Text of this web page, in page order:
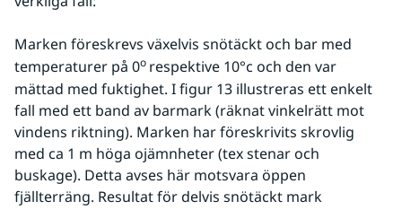
Marken föreskrevs växelvis snötäckt och bar med
temperaturer på 0o respektive 10°c och den var
mättad med fuktighet. I figur 13 illustreras ett enkelt
fall med ett band av barmark (räknat vinkelrätt mot
vindens riktning). Marken har föreskrivits skrovlig
med ca 1 m höga ojämnheter (tex stenar och
buskage). Detta avses här motsvara öppen
fjällterräng. Resultat för delvis snötäckt mark